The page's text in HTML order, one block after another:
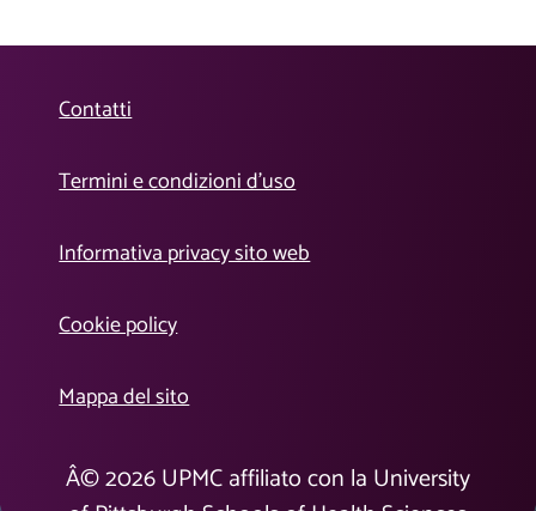
Contatti
Termini e condizioni d’uso
Informativa privacy sito web
Cookie policy
Mappa del sito
Â©2026UPMC affiliato con la University